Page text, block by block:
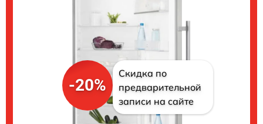
-20%
Скидка по
предварительной
записи на сайте